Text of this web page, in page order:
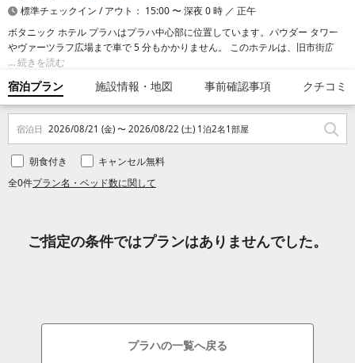
標準チェックイン / アウト： 15:00 〜 深夜 0 時 ／ 正午
ボタニック ホテル プラハはプラハ中心部に位置しています。パウダー タワー
やヴァーツラフ広場まで車で 5 分もかかりません。 このホテルは、旧市街広場
まで 2.2 km、プラハの天文時計まで 2.6 km の場所に位置しています。
続きを読む
宿泊プラン 施設情報・地図 事前確認事項 クチコミ
宿泊日 2026/08/21 (金) 〜 2026/08/22 (土) 1泊2名1部屋
全0件プラン名・ベッド数に関して
朝食付き キャンセル無料
ご指定の条件ではプランはありませんでした。
プラハの一覧へ戻る